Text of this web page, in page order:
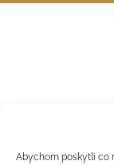
Abychom poskytli co